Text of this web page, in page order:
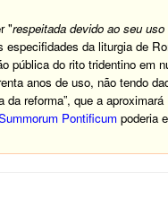
"respeitada devido ao seu
especifidades da liturgia de
públicado rito tridentino em
anos de uso, não tendo
reforma”, que a aproximará
Pontificum poderia